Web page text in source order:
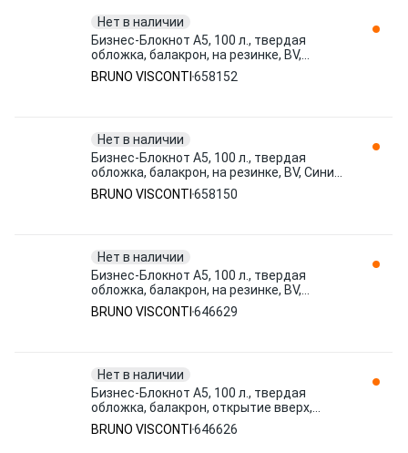
Нет в наличии
Бизнес-Блокнот А5, 100 л., твердая
обложка, балакрон, на резинке, BV,
Оранжевый, 3-101/05 658152 BRUNO
VISCONTI
BRUNO VISCONTI 658152
Нет в наличии
Бизнес-Блокнот А5, 100 л., твердая
обложка, балакрон, на резинке, BV, Синий,
3-101/01 658150 BRUNO VISCONTI
BRUNO VISCONTI 658150
Нет в наличии
Бизнес-Блокнот А5, 100 л., твердая
обложка, балакрон, на резинке, BV,
Черный, 3-101/02 646629 BRUNO VISCONTI
BRUNO VISCONTI 646629
Нет в наличии
Бизнес-Блокнот А5, 100 л., твердая
обложка, балакрон, открытие вверх,
Bruno Visconti, Зеленый, 3-103 646626
BRUNO VISCONTI 646626